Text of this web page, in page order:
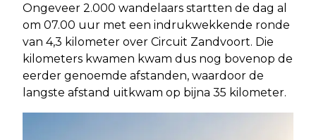
Ongeveer 2.000 wandelaars startten de dag al
om 07.00 uur met een indrukwekkende ronde
van 4,3 kilometer over Circuit Zandvoort. Die
kilometers kwamen kwam dus nog bovenop de
eerder genoemde afstanden, waardoor de
langste afstand uitkwam op bijna 35 kilometer.